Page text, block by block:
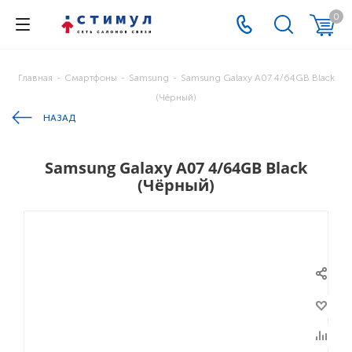
0
Главная - Смартфоны - Samsung - Samsung Galaxy A07 4/64GB Black
(Чёрный)
НАЗАД
Samsung Galaxy A07 4/64GB Black
(Чёрный)